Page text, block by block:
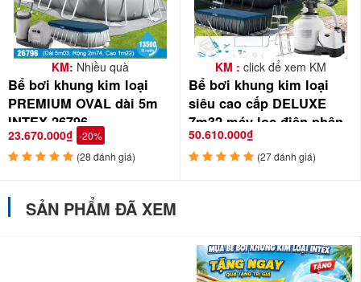
KM: Nhiều quà
Bể bơi khung kim loại
PREMIUM OVAL dài 5m
INTEX 26796
23.670.000₫ -20%
(28 đánh giá)
KM : click để xem KM
Bể bơi khung kim loại
siêu cao cấp DELUXE
7m32 máy lọc điện phân
INTEX 26368
50.610.000₫
(27 đánh giá)
SẢN PHẨM ĐÃ XEM